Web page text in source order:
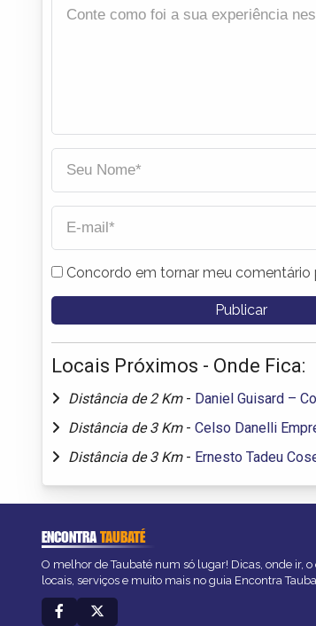
Concordo em tornar meu comentário
Locais Próximos - Onde Fica:
Distância de 2 Km - Daniel Guisard –
Distância de 3 Km - Celso Danelli
Distância de 3 Km - Ernesto Tadeu
ENCONTRATAUBATÉ
O melhor de Taubaté num só lugar! Dicas, onde ir,
locais, serviços e muito mais no guia Encontra